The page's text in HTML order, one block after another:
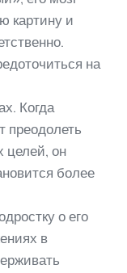
картину и
на
Когда
преодолеть
целей, он
более
о его
в